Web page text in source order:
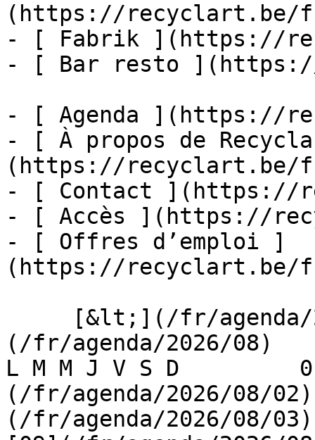
(https://recyclart.be/
- [ Fabrik ](https://
- [ Bar resto
- [ Agenda ](https://
- [ À propos de
(https://recyclart.be/
- [ Contact ](https://
- [ Accès ](https://
- [ Offres d’emploi ]
(https://recyclart.be/
(/fr/agenda/2026/08)
L M M J V S D
(/fr/agenda/2026/08/
(/fr/agenda/2026/08/